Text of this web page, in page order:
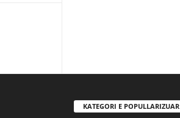
KATEGORI E POPULLARIZUAR